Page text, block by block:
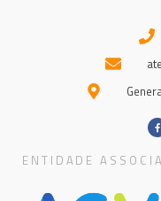
ENTIDADE